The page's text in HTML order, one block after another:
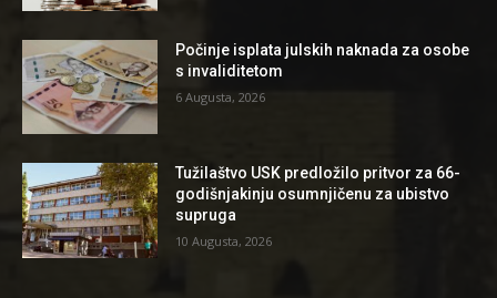
Počinje isplata julskih naknada za osobe
s invaliditetom
6 Augusta, 2026
Tužilaštvo USK predložilo pritvor za 66-
godišnjakinju osumnjičenu za ubistvo
supruga
10 Augusta, 2026